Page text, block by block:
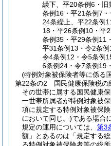
繰下、平20条例6・
条例16・平21条例7
24条繰上、平22条例
18・平26条例10・平
条例35・平29条例11
平31条例13・令2条
令4条例12・令5条例
6条例24・令7条例19
(特例対象被保険者等に係る
第22条の2
国民健康保険税
その世帯に属する国民健康
一世帯所属者が特例対象被
項に規定する特例対象被保険
において同じ。)である場合
規定の運用については、 第3
額」とあるのは「規定する